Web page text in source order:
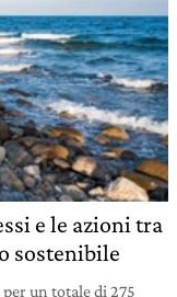
e le azioni tra
sostenibile
un totale di 275